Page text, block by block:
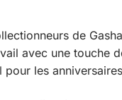
de
avec une touche
les